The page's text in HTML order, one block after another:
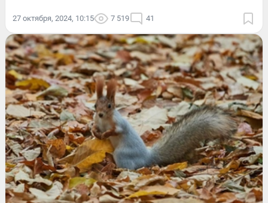
27 октября, 2024, 10:15 7 519 41